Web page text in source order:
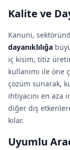
Kalite ve
Kanuni,
dayanıklılığa
iç kisim, titiz
kullanımı ile öne
çözüm sunarak,
ihtiyacını en aza
diğer dış
kılar.
Uyumlu